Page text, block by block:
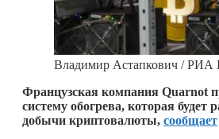
Владимир Астапкович / РИА
Французская компания Quarnot
систему обогрева, которая будет
добычи криптовалюты, сообщает